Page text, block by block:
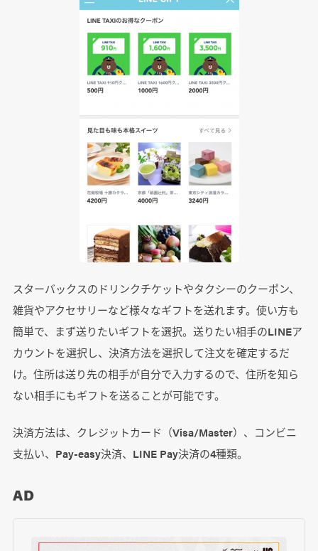
スターバックスのドリンクチケットやタクシーのクーポン、
雑貨やアクセサリーなど様々なギフトを送れます。使い方も
簡単で、まず送りたいギフトを選択。送りたい相手のLINEア
カウントを選択し、決済方法を選択して注文を確定するだ
け。住所は送り先の相手が自分で入力するので、住所を知ら
ない相手にもギフトを送ることが可能です。
決済方法は、クレジットカード（Visa/Master）、コンビニ
支払い、Pay-easy決済、LINE Pay決済の4種類。
AD